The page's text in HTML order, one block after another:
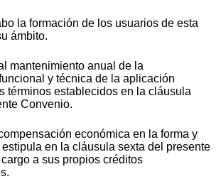
la formación de los usuarios de esta
ámbito.
mantenimiento anual de la
y técnica de la aplicación
términos establecidos en la cláusula
Convenio.
económica en la forma y
en la cláusula sexta del presente
a sus propios créditos